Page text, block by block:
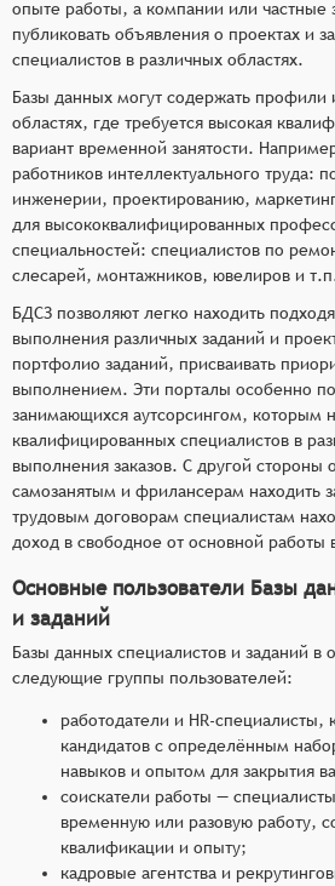
опыте работы, а компании или частные
публиковать объявления о проектах и
специалистов в различных областях.
Базы данных могут содержать профили
областях, где требуется высокая
вариант временной занятости.
работников интеллектуального труда:
инженерии, проектированию,
для высококвалифицированных
специальностей: специалистов по
слесарей, монтажников, ювелиров и
БДСЗ позволяют легко находить
выполнения различных заданий и
портфолио заданий, присваивать
выполнением. Эти порталы особенно
занимающихся аутсорсингом, которым
квалифицированных специалистов в
выполнения заказов. С другой стороны
самозанятым и фрилансерам находить
трудовым договорам специалистам
доход в свободное от основной работы
Основные пользователи Базы
и заданий
Базы данных специалистов и заданий в
следующие группы пользователей:
работодатели и HR-специалисты,
кандидатов с определённым
навыков и опытом для закрытия
соискатели работы —
временную или разовую работу,
квалификации и опыту;
кадровые агентства и